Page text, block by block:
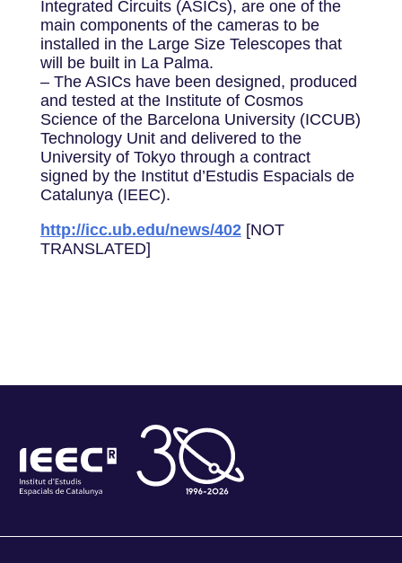
Integrated Circuits (ASICs), are one of the
main components of the cameras to be
installed in the Large Size Telescopes that
will be built in La Palma.
– The ASICs have been designed, produced
and tested at the Institute of Cosmos
Science of the Barcelona University (ICCUB)
Technology Unit and delivered to the
University of Tokyo through a contract
signed by the Institut d’Estudis Espacials de
Catalunya (IEEC).
http://icc.ub.edu/news/402[NOT
TRANSLATED]